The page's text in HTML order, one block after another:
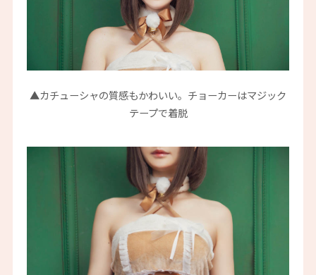
▲カチューシャの質感もかわいい。チョーカーはマジック
テープで着脱